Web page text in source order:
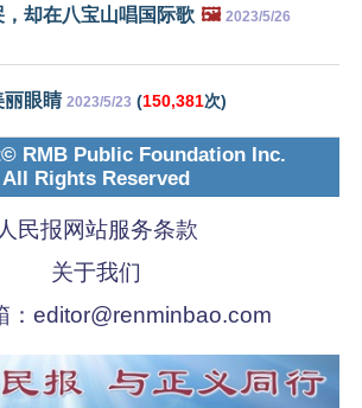
却在八宝山唱国际歌 🖼️ 2023/5/26
丽眼睛 2023/5/23 (150,381次)
RMB Public Foundation Inc.
All Rights Reserved
人民报网站服务条款
关于我们
editor@renminbao.com